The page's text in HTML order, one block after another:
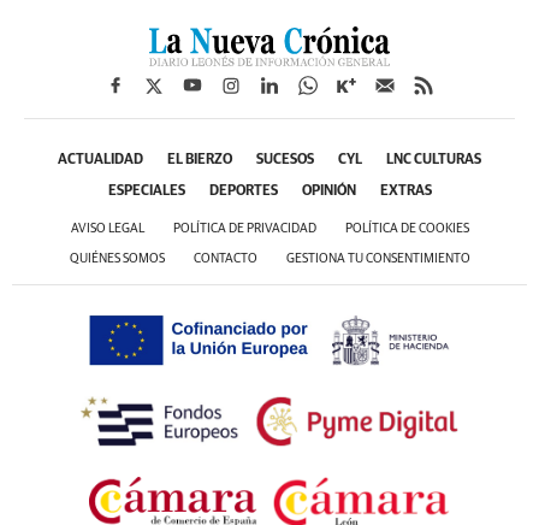
ACTUALIDAD EL BIERZO SUCESOS CYL LNC CULTURAS
ESPECIALES DEPORTES OPINIÓN EXTRAS
AVISO LEGAL POLÍTICA DE PRIVACIDAD POLÍTICA DE COOKIES
QUIÉNES SOMOS CONTACTO GESTIONA TU CONSENTIMIENTO